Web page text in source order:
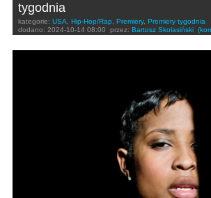
tygodnia
kategorie: USA, Hip-Hop/Rap, Premiery, Premiery tygodnia
dodano: 2024-10-14 08:00 przez: Bartosz Skolasiński